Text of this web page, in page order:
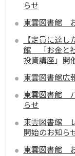
らせ
東雲図書館
【定員に達
館 「お金と
投資講座」開
東雲図書館広
東雲図書館
らせ
東雲図書館
開始のお知ら
東雲図書館